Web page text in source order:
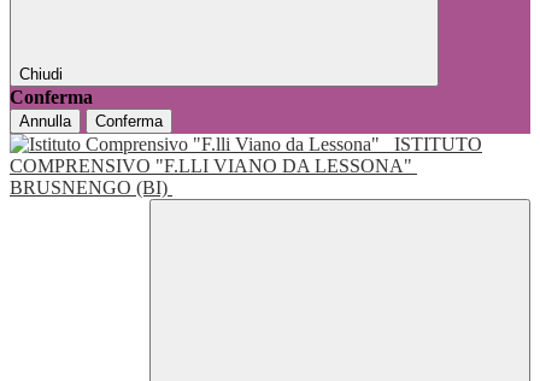
Chiudi
Conferma
Annulla Conferma
ISTITUTO
COMPRENSIVO "F.LLI VIANO DA LESSONA"
BRUSNENGO (BI)